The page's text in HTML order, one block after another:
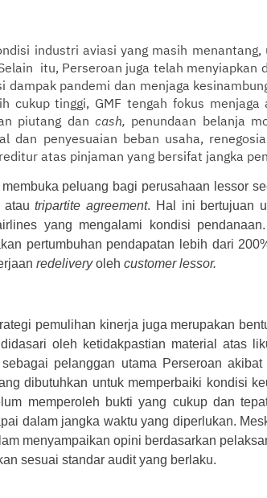
industri aviasi yang masih
itu, Perseroan juga telah menyiapkan
dampak pandemi dan menjaga
cukup tinggi, GMF tengah fokus
piutang dan cash, penundaan belanja
dan penyesuaian beban usaha,
atas pinjaman yang bersifat jangka
peluang bagi perusahaan lessor
atautripartite agreement. Hal ini bertujuan
yang mengalami kondisi
pertumbuhan pendapatan lebih dari
redeliveryoleh customer lessor.
pemulihan kinerja juga merupakan
oleh ketidakpastian material atas
pelanggan utama Perseroan
dibutuhkan untuk memperbaiki kondisi
memperoleh bukti yang cukup dan
dalam jangka waktu yang diperlukan.
menyampaikan opini berdasarkan
sesuai standar audit yang berlaku.